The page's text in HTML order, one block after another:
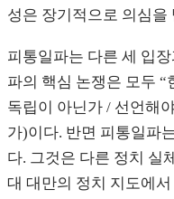
성은 장기적으로 의심을
피통일파는 다른 세 입
파의 핵심 논쟁은 모두 “
독립이 아닌가 / 선언해
가)이다. 반면 피통일파
다. 그것은 다른 정치 실
대 대만의 정치 지도에